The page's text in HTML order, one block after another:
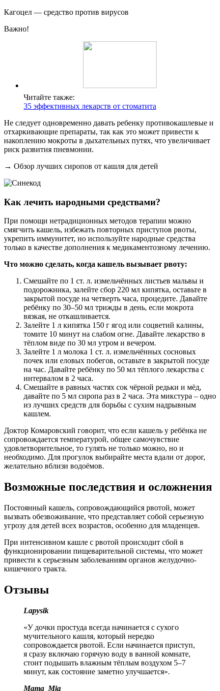
Кагоцел — средство против вирусов
Важно!
Читайте также:
35 эффективных лекарств от стоматита
Не следует одновременно давать ребенку противокашлевые и
отхаркивающие препараты, так как это может привести к
накоплению мокроты в дыхательных путях, что увеличивает
риск развития пневмонии.
→ Обзор лучших сиропов от кашля для детей
Как лечить народными средствами?
При помощи нетрадиционных методов терапии можно
смягчить кашель, избежать повторных приступов рвоты,
укрепить иммунитет, но используйте народные средства
только в качестве дополнения к медикаментозному лечению.
Что можно сделать, когда кашель вызывает рвоту:
Смешайте по 1 ст. л. измельчённых листьев мальвы и
подорожника, залейте сбор 220 мл кипятка, оставьте в
закрытой посуде на четверть часа, процедите. Давайте
ребёнку по 30–50 мл трижды в день, если мокрота
вязкая, не откашливается.
Залейте 1 л кипятка 150 г ягод или соцветий калины,
томите 10 минут на слабом огне. Давайте лекарство в
тёплом виде по 30 мл утром и вечером.
Залейте 1 л молока 1 ст. л. измельчённых сосновых
почек или еловых побегов, оставьте в закрытой посуде
на час. Давайте ребёнку по 50 мл тёплого лекарства с
интервалом в 2 часа.
Смешайте в равных частях сок чёрной редьки и мёд,
давайте по 5 мл сиропа раз в 2 часа. Эта микстура – одно
из лучших средств для борьбы с сухим надрывным
кашлем.
Доктор Комаровский говорит, что если кашель у ребёнка не
сопровождается температурой, общее самочувствие
удовлетворительное, то гулять не только можно, но и
необходимо. Для прогулок выбирайте места вдали от дорог,
желательно вблизи водоёмов.
Возможные последствия и осложнения
Постоянный кашель, сопровождающийся рвотой, может
вызвать обезвоживание, что представляет собой серьезную
угрозу для детей всех возрастов, особенно для младенцев.
При интенсивном кашле с рвотой происходит сбой в
функционировании пищеварительной системы, что может
привести к серьезным заболеваниям органов желудочно-
кишечного тракта.
Отзывы
Lapysik
«У дочки простуда всегда начинается с сухого
мучительного кашля, который нередко
сопровождается рвотой. Если начинается приступ,
я сразу включаю горячую воду в ванной комнате,
стоит подышать влажным тёплым воздухом 5–7
минут, как состояние заметно улучшается».
Mama_Mia